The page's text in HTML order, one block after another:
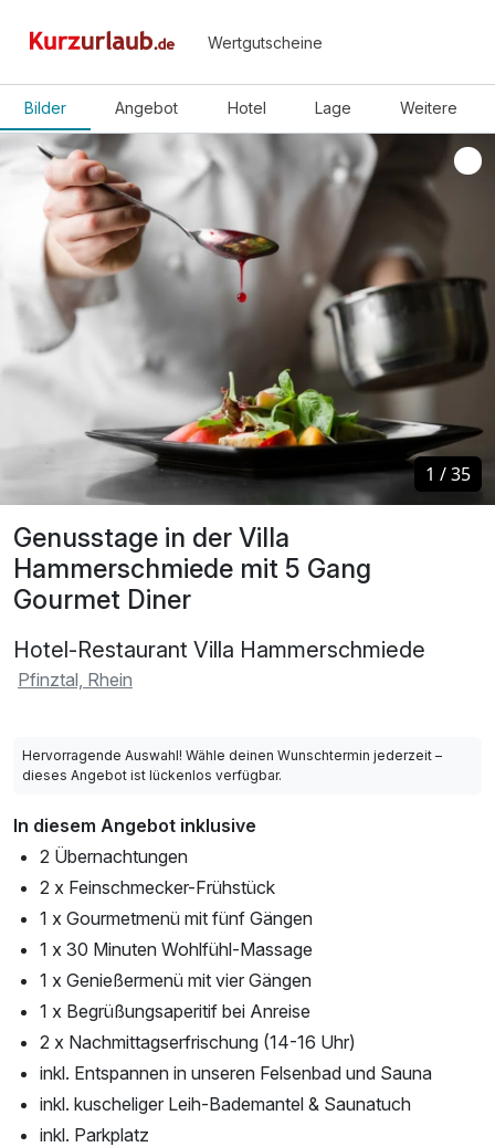
Wertgutscheine
Bilder Angebot Hotel Lage Weitere
Genusstage in der Villa
Hammerschmiede mit 5 Gang
Gourmet Diner
Hotel-Restaurant Villa Hammerschmiede
Pfinztal, Rhein
1 /35
1 /35
Hervorragende Auswahl! Wähle deinen Wunschtermin jederzeit –
dieses Angebot ist lückenlos verfügbar.
In diesem Angebot inklusive
2 Übernachtungen
2 x Feinschmecker-Frühstück
1 x Gourmetmenü mit fünf Gängen
1 x 30 Minuten Wohlfühl-Massage
1 x Genießermenü mit vier Gängen
1 x Begrüßungsaperitif bei Anreise
2 x Nachmittagserfrischung (14-16 Uhr)
inkl. Entspannen in unseren Felsenbad und Sauna
inkl. kuscheliger Leih-Bademantel & Saunatuch
inkl. Parkplatz